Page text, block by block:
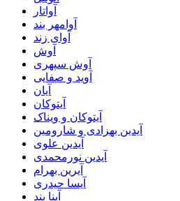
آواتار
آوامهر بند
آوای زند
آوش
آوش سپهری
آوید و صفایی
آیان
آیتوکان
آیتوکان و ویناک
آیدین بهزادی و شارومین
آیدین علوی
آیدین نورمحمدی
آیرین بهرام
آیسا حیدری
آینا بند